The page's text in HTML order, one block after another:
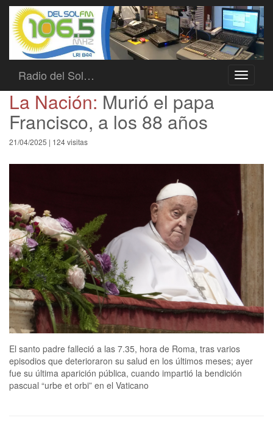
Toggle
Radio del Sol…
La Nación: Murió el papa
Francisco, a los 88 años
21/04/2025 | 124 visitas
El santo padre falleció a las 7.35, hora de Roma, tras varios
episodios que deterioraron su salud en los últimos meses; ayer
fue su última aparición pública, cuando impartió la bendición
pascual “urbe et orbi” en el Vaticano